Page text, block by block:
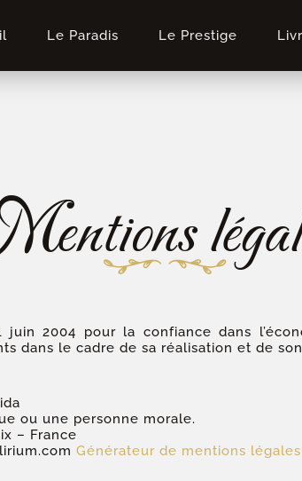
Le Paradis Le Prestige
2004 pour la confiance dans
dans le cadre de sa réalisation et de
ou une personne morale.
– France
Générateur de mentions légales